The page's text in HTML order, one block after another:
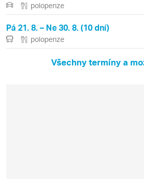
polopenze
Pá 21. 8. – Ne 30. 8. (10 dní)
polopenze
Všechny termíny a